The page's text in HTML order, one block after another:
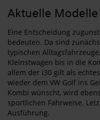
Aktuelle
Eine Entscheidung
bedeuten. Da sind
typischen
Kleinstwagen bis in die
allem der i30 gilt als
wieder dem VW Golf ins
Kombi wünscht, wird
sportlichen Fahrweise.
Ausführung.